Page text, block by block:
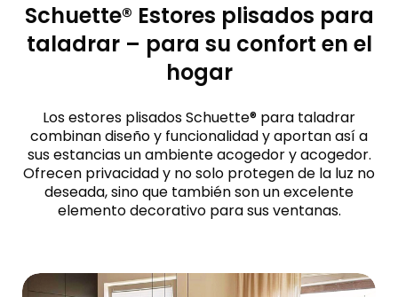
Schuette® Estores plisados para
taladrar – para su confort en el
hogar
Los estores plisados Schuette® para taladrar
combinan diseño y funcionalidad y aportan así a
sus estancias un ambiente acogedor y acogedor.
Ofrecen privacidad y no solo protegen de la luz no
deseada, sino que también son un excelente
elemento decorativo para sus ventanas.